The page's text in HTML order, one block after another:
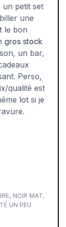
un petit set
une
le bon
gros stock
un bar,
Perso,
qualité est
lot si je
NOIR MAT,
UN PEU